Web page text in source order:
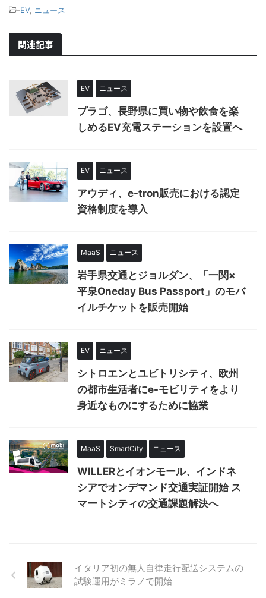
-EV, ニュース
関連記事
EV ニュース
プラゴ、長野県に買い物や飲食を楽
しめるEV充電ステーションを設置へ
EV ニュース
アウディ、e-tron販売における認定
資格制度を導入
MaaS ニュース
岩手県交通とジョルダン、「一関×
平泉Oneday Bus Passport」のモバ
イルチケットを販売開始
EV ニュース
シトロエンとユビトリシティ、欧州
の都市生活者にe-モビリティをより
身近なものにするために協業
MaaS SmartCity ニュース
WILLERとイオンモール、インドネ
シアでオンデマンド交通実証開始 ス
マートシティの交通課題解決へ
イタリア初の無人自律走行配送システムの
試験運用がミラノで開始